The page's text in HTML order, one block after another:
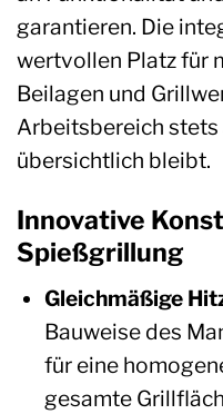
garantieren. Die
wertvollen Platz für
Beilagen und
Arbeitsbereich
übersichtlich bleibt.
Innovative
Spießgrillung
Gleichmäßige
Bauweise des
für eine
gesamte